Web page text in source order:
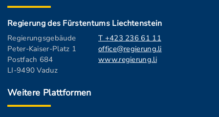
Regierung des Fürstentums Liechtenstein
Regierungsgebäude
Peter-Kaiser-Platz 1
Postfach 684
LI-9490 Vaduz
T +423 236 61 11
office@regierung.li
www.regierung.li
Weitere Plattformen